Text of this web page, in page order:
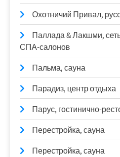
Охотничий Привал,
Паллада & Лакшми,
СПА-салонов
Пальма, сауна
Парадиз, центр отдыха
Парус, гостинично-
Перестройка, сауна
Перестройка, сауна